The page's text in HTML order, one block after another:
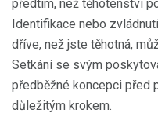
předtím, než těhotenství
Identifikace nebo
dříve, než jste těhotná,
Setkání se svým
předběžné koncepci před
důležitým krokem.